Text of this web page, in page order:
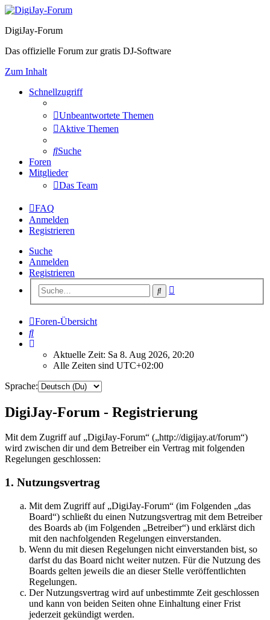
DigiJay-Forum
Das offizielle Forum zur gratis DJ-Software
Zum Inhalt
Schnellzugriff
Unbeantwortete Themen
Aktive Themen
Suche
Foren
Mitglieder
Das Team
FAQ
Anmelden
Registrieren
Suche
Anmelden
Registrieren
Suche
Foren-Übersicht
Suche
Aktuelle Zeit: Sa 8. Aug 2026, 20:20
Alle Zeiten sind UTC+02:00
Sprache:
DigiJay-Forum - Registrierung
Mit dem Zugriff auf „DigiJay-Forum“ („http://digijay.at/forum“)
wird zwischen dir und dem Betreiber ein Vertrag mit folgenden
Regelungen geschlossen:
1. Nutzungsvertrag
Mit dem Zugriff auf „DigiJay-Forum“ (im Folgenden „das
Board“) schließt du einen Nutzungsvertrag mit dem Betreiber
des Boards ab (im Folgenden „Betreiber“) und erklärst dich
mit den nachfolgenden Regelungen einverstanden.
Wenn du mit diesen Regelungen nicht einverstanden bist, so
darfst du das Board nicht weiter nutzen. Für die Nutzung des
Boards gelten jeweils die an dieser Stelle veröffentlichten
Regelungen.
Der Nutzungsvertrag wird auf unbestimmte Zeit geschlossen
und kann von beiden Seiten ohne Einhaltung einer Frist
jederzeit gekündigt werden.